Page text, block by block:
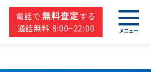
電話で 無料査定する
通話無料 8:00~22:00
メニュー